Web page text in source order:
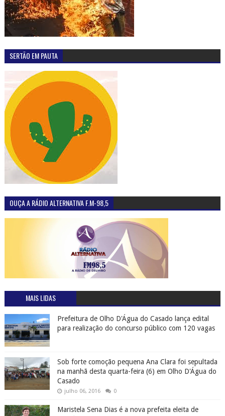
SERTÃO EM PAUTA
OUÇA A RÁDIO ALTERNATIVA F.M-98,5
MAIS LIDAS
Prefeitura de Olho D'Água do Casado lança edital
para realização do concurso público com 120 vagas
Sob forte comoção pequena Ana Clara foi sepultada
na manhã desta quarta-feira (6) em Olho D'Água do
Casado
julho 06, 2016 0
Maristela Sena Dias é a nova prefeita eleita de